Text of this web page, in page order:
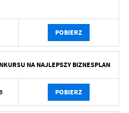
POBIERZ
NA NAJLEPSZY BIZNESPLAN
POBIERZ